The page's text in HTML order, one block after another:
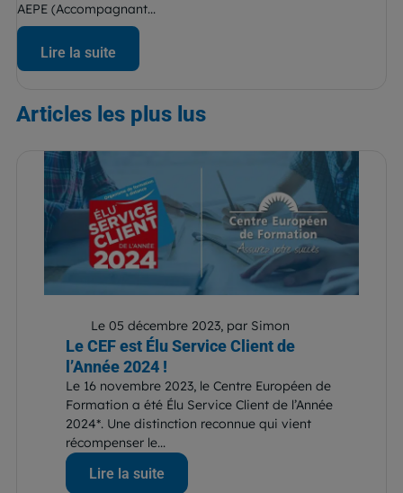
AEPE (Accompagnant...
Lire la suite
Articles les plus lus
Le 05 décembre 2023, par Simon
Le CEF est Élu Service Client de
l’Année 2024 !
Le 16 novembre 2023, le Centre Européen de
Formation a été Élu Service Client de l’Année
2024*. Une distinction reconnue qui vient
récompenser le...
Lire la suite